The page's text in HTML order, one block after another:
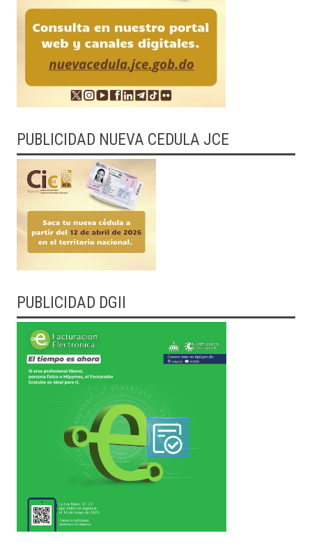
PUBLICIDAD NUEVA CEDULA JCE
PUBLICIDAD DGII